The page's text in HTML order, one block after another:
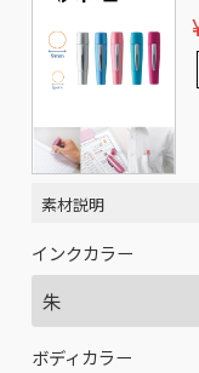
素材説明
インクカラー
ボディカラー